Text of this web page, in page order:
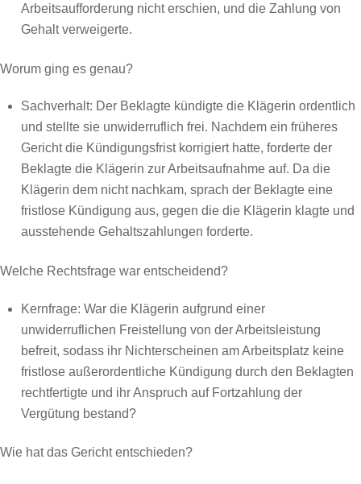
Arbeitsaufforderung nicht erschien, und die Zahlung von
Gehalt verweigerte.
Worum ging es genau?
Sachverhalt: Der Beklagte kündigte die Klägerin ordentlich
und stellte sie unwiderruflich frei. Nachdem ein früheres
Gericht die Kündigungsfrist korrigiert hatte, forderte der
Beklagte die Klägerin zur Arbeitsaufnahme auf. Da die
Klägerin dem nicht nachkam, sprach der Beklagte eine
fristlose Kündigung aus, gegen die die Klägerin klagte und
ausstehende Gehaltszahlungen forderte.
Welche Rechtsfrage war entscheidend?
Kernfrage: War die Klägerin aufgrund einer
unwiderruflichen Freistellung von der Arbeitsleistung
befreit, sodass ihr Nichterscheinen am Arbeitsplatz keine
fristlose außerordentliche Kündigung durch den Beklagten
rechtfertigte und ihr Anspruch auf Fortzahlung der
Vergütung bestand?
Wie hat das Gericht entschieden?